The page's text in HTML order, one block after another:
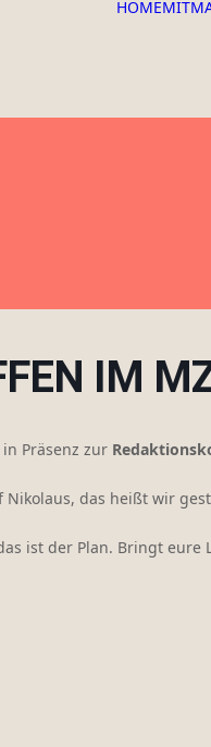
HOME
IM
Präsenz zur
das heißt wir
ist der Plan. Bringt